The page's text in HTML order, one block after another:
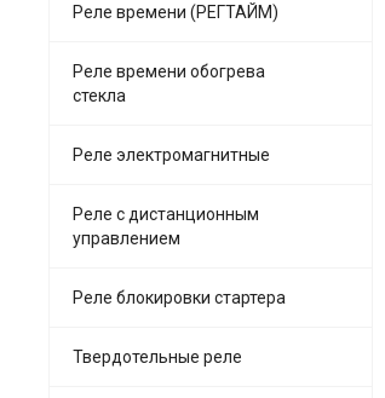
Реле времени (РЕГТАЙМ)
Реле времени обогрева
стекла
Реле электромагнитные
Реле с дистанционным
управлением
Реле блокировки стартера
Твердотельные реле